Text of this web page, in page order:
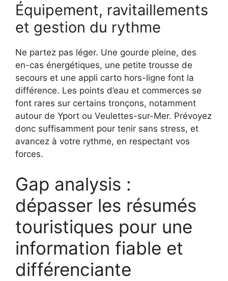
Équipement, ravitaillements
et gestion du rythme
Ne partez pas léger. Une gourde pleine, des
en-cas énergétiques, une petite trousse de
secours et une appli carto hors-ligne font la
différence. Les points d’eau et commerces se
font rares sur certains tronçons, notamment
autour de Yport ou Veulettes-sur-Mer. Prévoyez
donc suffisamment pour tenir sans stress, et
avancez à votre rythme, en respectant vos
forces.
Gap analysis :
dépasser les résumés
touristiques pour une
information fiable et
différenciante